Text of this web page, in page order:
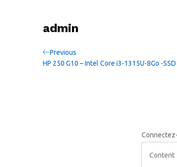
admin
Navigation
Previous
Post
Previous
HP 250 G10 – Intel Core i3-1315U-8Go -